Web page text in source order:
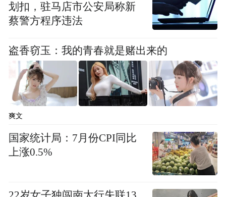
划扣，驻马店市公安局称新
蔡警方程序违法
盗香窃玉：我的青春就是赌出来的
爽文
国家统计局：7月份CPI同比
上涨0.5%